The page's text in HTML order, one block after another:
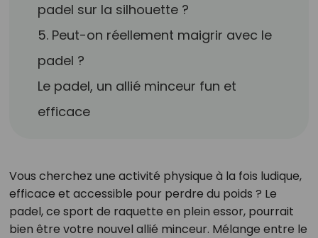
padel sur la silhouette ?
5. Peut-on réellement maigrir avec le
padel ?
Le padel, un allié minceur fun et
efficace
Vous cherchez une activité physique à la fois ludique,
efficace et accessible pour perdre du poids ? Le
padel, ce sport de raquette en plein essor, pourrait
bien être votre nouvel allié minceur. Mélange entre le